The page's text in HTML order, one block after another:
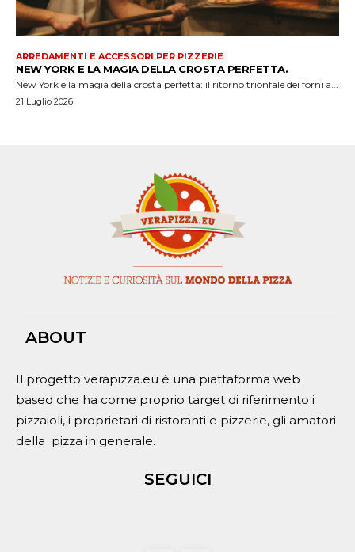
ARREDAMENTI E ACCESSORI PER PIZZERIE
NEW YORK E LA MAGIA DELLA CROSTA PERFETTA.
New York e la magia della crosta perfetta: il ritorno trionfale dei forni a...
21 Luglio 2026
ABOUT
Il progetto verapizza.eu è una piattaforma web
based che ha come proprio target di riferimento i
pizzaioli, i proprietari di ristoranti e pizzerie, gli amatori
della pizza in generale.
SEGUICI